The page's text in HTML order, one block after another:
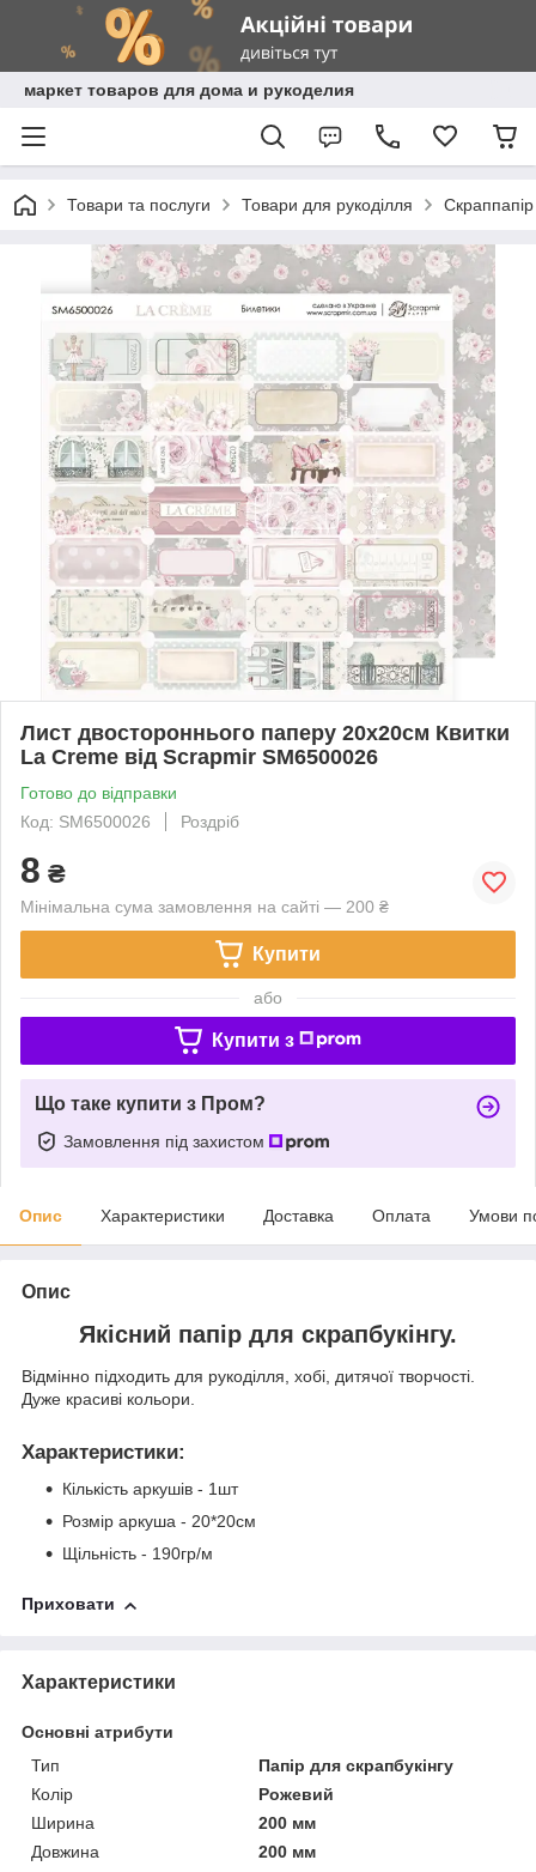
маркет товаров для дома и рукоделия
Товари та послуги Товари для рукоділля
Лист двостороннього паперу 20х20см Квитки
La Creme від Scrapmir SM6500026
Готово до відправки
Код: SM6500026
Роздріб
8 ₴
Мінімальна сума замовлення на сайті — 200 ₴
Купити
або
Купити з
Що таке купити з Пром?
Замовлення під захистом
Опис Характеристики Доставка Оплата Умови
Опис
Якісний папір для скрапбукінгу.
Відмінно підходить для рукоділля, хобі, дитячої творчості.
Дуже красиві кольори.
Характеристики:
Кількість аркушів - 1шт
Розмір аркуша - 20*20см
Щільність - 190гр/м
Приховати
Характеристики
Основні атрибути
Тип
Папір для скрапбукінгу
Колір
Рожевий
Ширина
200 мм
Довжина
200 мм